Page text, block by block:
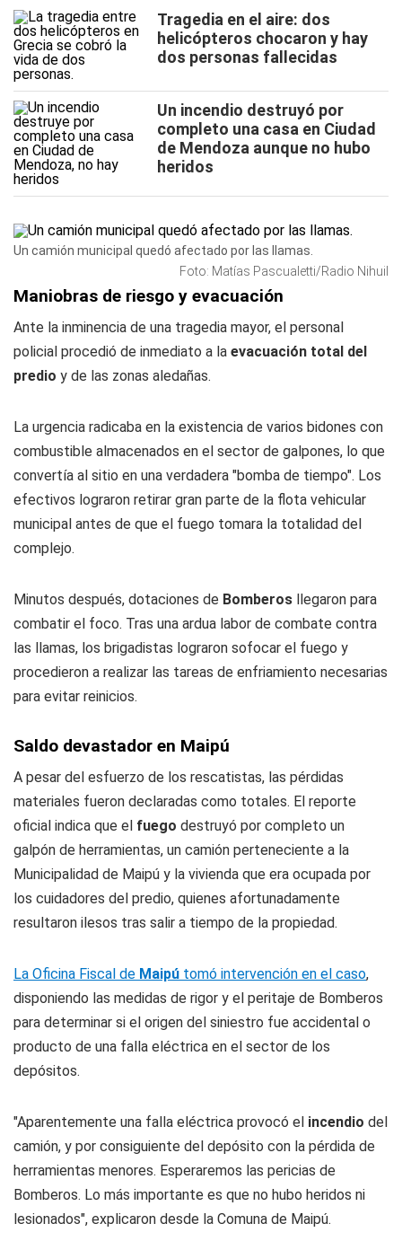
Tragedia en el aire: dos
helicópteros chocaron y hay
dos personas fallecidas
Un incendio destruyó por
completo una casa en Ciudad
de Mendoza aunque no hubo
heridos
Un camión municipal quedó afectado por las llamas.
Foto: Matías Pascualetti/Radio Nihuil
Maniobras de riesgo y evacuación
Ante la inminencia de una tragedia mayor, el personal
policial procedió de inmediato a la evacuación total del
predio y de las zonas aledañas.
La urgencia radicaba en la existencia de varios bidones con
combustible almacenados en el sector de galpones, lo que
convertía al sitio en una verdadera "bomba de tiempo". Los
efectivos lograron retirar gran parte de la flota vehicular
municipal antes de que el fuego tomara la totalidad del
complejo.
Minutos después, dotaciones de Bomberos llegaron para
combatir el foco. Tras una ardua labor de combate contra
las llamas, los brigadistas lograron sofocar el fuego y
procedieron a realizar las tareas de enfriamiento necesarias
para evitar reinicios.
Saldo devastador en Maipú
A pesar del esfuerzo de los rescatistas, las pérdidas
materiales fueron declaradas como totales. El reporte
oficial indica que el fuego destruyó por completo un
galpón de herramientas, un camión perteneciente a la
Municipalidad de Maipú y la vivienda que era ocupada por
los cuidadores del predio, quienes afortunadamente
resultaron ilesos tras salir a tiempo de la propiedad.
La Oficina Fiscal de Maipú tomó intervención en el caso,
disponiendo las medidas de rigor y el peritaje de Bomberos
para determinar si el origen del siniestro fue accidental o
producto de una falla eléctrica en el sector de los
depósitos.
"Aparentemente una falla eléctrica provocó el incendio del
camión, y por consiguiente del depósito con la pérdida de
herramientas menores. Esperaremos las pericias de
Bomberos. Lo más importante es que no hubo heridos ni
lesionados", explicaron desde la Comuna de Maipú.